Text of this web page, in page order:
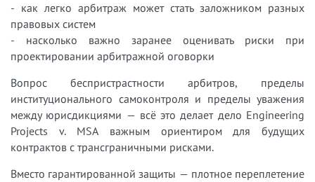
- как легко арбитраж может стать заложником разных
правовых систем
- насколько важно заранее оценивать риски при
проектировании арбитражной оговорки
Вопрос беспристрастности арбитров, пределы
институционального самоконтроля и пределы уважения
между юрисдикциями — всё это делает дело Engineering
Projects v. MSA важным ориентиром для будущих
контрактов с трансграничными рисками.
Вместо гарантированной защиты — плотное переплетение